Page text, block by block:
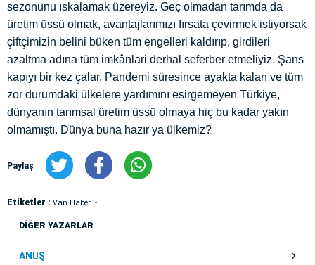
sezonunu ıskalamak üzereyiz. Geç olmadan tarımda da
üretim üssü olmak, avantajlarımızı fırsata çevirmek istiyorsak
çiftçimizin belini büken tüm engelleri kaldırıp, girdileri
azaltma adına tüm imkânlari derhal seferber etmeliyiz. Şans
kapıyı bir kez çalar. Pandemi süresince ayakta kalan ve tüm
zor durumdaki ülkelere yardımını esirgemeyen Türkiye,
dünyanın tarımsal üretim üssü olmaya hiç bu kadar yakın
olmamıştı. Dünya buna hazır ya ülkemiz?
Paylaş
Etiketler : Van Haber
DİĞER YAZARLAR
ANUŞ